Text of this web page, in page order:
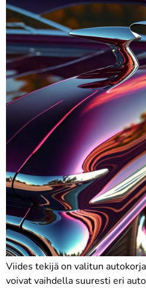
Viides tekijä on valitun
voivat vaihdella suuresti eri